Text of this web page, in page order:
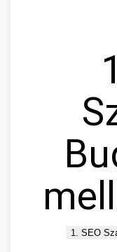
1. SEO